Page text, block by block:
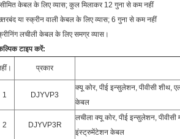
केबल के लिए व्यास; कुल मिलाकर 12 गुना से कम नहीं
या स्क्रीन वाली केबल के लिए व्यास; 6 गुना से कम नहीं
लचीली केबल के लिए समग्र व्यास।
टाइप करें:
प्रकार
1 DJYVP3
क्यू कोर, पीई इन्सुलेशन, पीवीसी शीथ,
केबल
2 DJYVP3R
लचीला क्यू कोर, पीई इन्सुलेशन, पीवीसी
इंस्ट्रुमेंटेशन केबल